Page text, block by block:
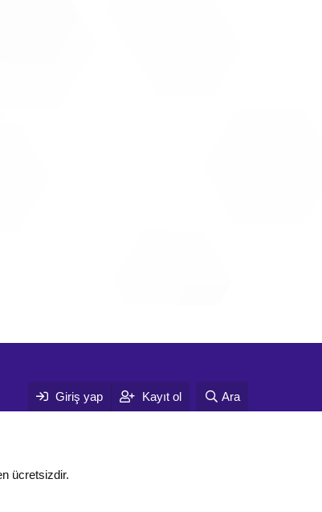
Giriş yap Kayıt ol Ara
ücretsizdir.